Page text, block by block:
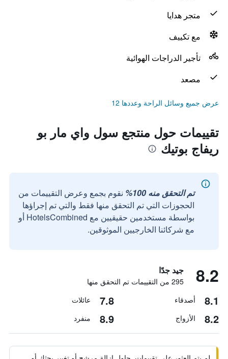
متجر هدايا
مع تكييف
تأجير الدراجات الهوائية
مصعد
عرض جميع وسائل الراحة وعددها 12
تقييمات حول منتجع سول واي مار بو
ريفاج بوتيك
تم التحقق منه 100%
نقوم بجمع وعرض التقييمات من
الحجوزات التي تم التحقق منها فقط والتي تم إجراؤها
بواسطة مستخدمين حقيقيين مع HotelsCombined أو
مع شركائنا الخارجيين الموثوقين.
8.2 جيد جدًا
295 من التقييمات تم التحقق منها
8.1 أصدقاء 7.8 عائلات
8.2 الأزواج 8.9 منفرد